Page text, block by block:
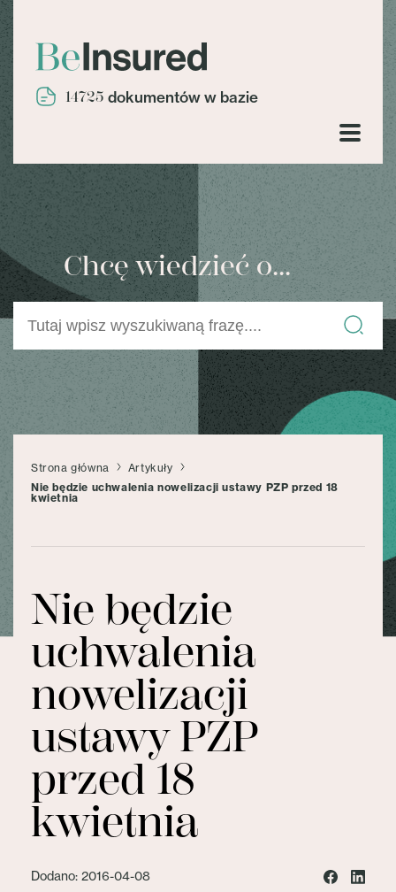
14725 dokumentów w bazie
Chcę wiedzieć o...
Strona główna
Artykuły
Nie będzie uchwalenia nowelizacji ustawy PZP przed 18
kwietnia
Nie będzie
uchwalenia
nowelizacji
ustawy PZP
przed 18
kwietnia
Dodano: 2016-04-08